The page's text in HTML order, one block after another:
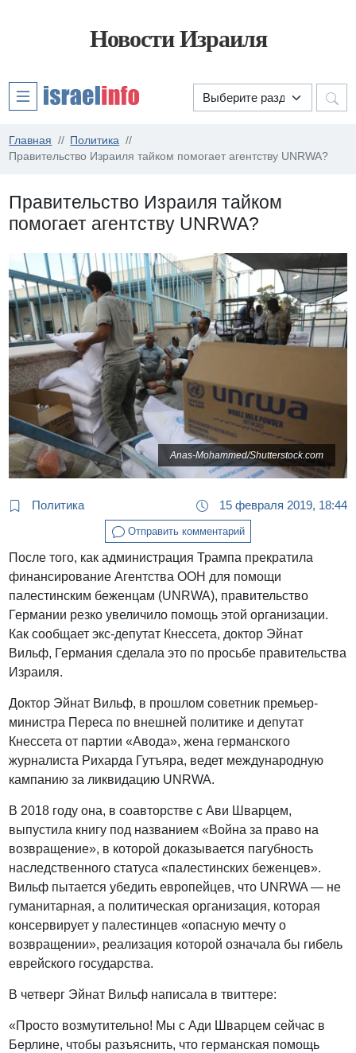
Новости Израиля
Главная
Политика
Правительство Израиля тайком помогает агентству UNRWA?
Правительство Израиля тайком
помогает агентству UNRWA?
Anas-Mohammed/Shutterstock.com
Политика 15 февраля 2019, 18:44
Отправить комментарий
После того, как администрация Трампа прекратила
финансирование Агентства ООН для помощи
палестинским беженцам (UNRWA), правительство
Германии резко увеличило помощь этой организации.
Как сообщает экс-депутат Кнессета, доктор Эйнат
Вильф, Германия сделала это по просьбе правительства
Израиля.
Доктор Эйнат Вильф, в прошлом советник премьер-
министра Переса по внешней политике и депутат
Кнессета от партии «Авода», жена германского
журналиста Рихарда Гутъяра, ведет международную
кампанию за ликвидацию UNRWA.
В 2018 году она, в соавторстве с Ави Шварцем,
выпустила книгу под названием «Война за право на
возвращение», в которой доказывается пагубность
наследственного статуса «палестинских беженцев».
Вильф пытается убедить европейцев, что UNRWA — не
гуманитарная, а политическая организация, которая
консервирует у палестинцев «опасную мечту о
возвращении», реализация которой означала бы гибель
еврейского государства.
В четверг Эйнат Вильф написала в твиттере:
«Просто возмутительно! Мы с Ади Шварцем сейчас в
Берлине, чтобы разъяснить, что германская помощь